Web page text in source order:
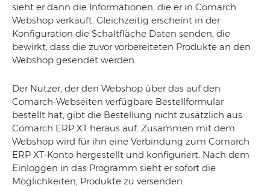
sieht er dann die Informationen, die er in Comarch
Webshop verkauft. Gleichzeitig erscheint in der
Konfiguration die Schaltfläche Daten senden, die
bewirkt, dass die zuvor vorbereiteten Produkte an den
Webshop gesendet werden.
Der Nutzer, der den Webshop über das auf den
Comarch-Webseiten verfügbare Bestellformular
bestellt hat, gibt die Bestellung nicht zusätzlich aus
Comarch ERP XT heraus auf. Zusammen mit dem
Webshop wird für ihn eine Verbindung zum Comarch
ERP XT-Konto hergestellt und konfiguriert. Nach dem
Einloggen in das Programm sieht er sofort die
Möglichkeiten, Produkte zu versenden.